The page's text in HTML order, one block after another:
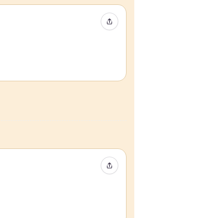
Condividi evento
Condividi evento